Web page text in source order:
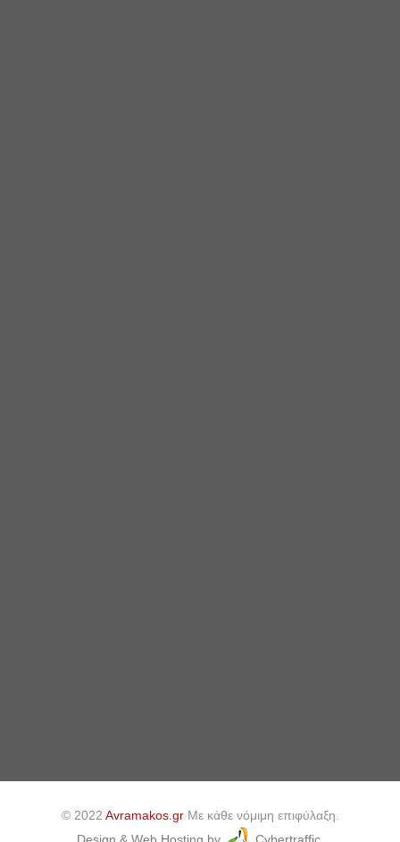
© 2022 Avramakos.grΜε κάθε νόμιμη επιφύλαξη.